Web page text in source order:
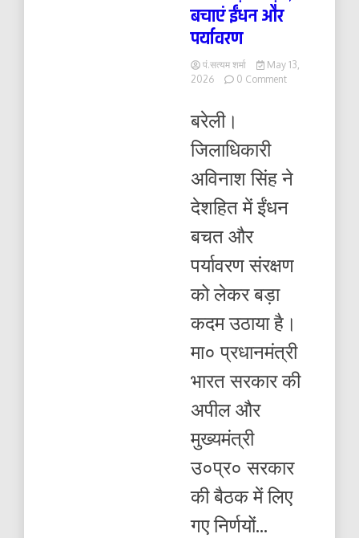
बचाएं ईंधन और
पर्यावरण
पं.सत्यम शर्मा
May 13,
2026
0 Commenton
संदेश
—
में
गाड़ी
बरेली।
जिलाधिकारी
अविनाश सिंह ने
देशहित में ईंधन
बचत और
पर्यावरण संरक्षण
को लेकर बड़ा
कदम उठाया है।
मा० प्रधानमंत्री
भारत सरकार की
अपील और
मुख्यमंत्री
उ०प्र० सरकार
की बैठक में लिए
गए निर्णयों...